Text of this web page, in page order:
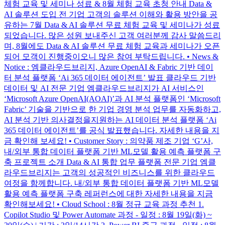
체험 교육 및 세미나 성료 & 8월 체험 교육 초청 안내 Data &
AI 솔루션 도입 전 기업 고객의 솔루션 이해와 활용 방안을 공
유하는 7월 Data & AI 솔루션 무료 체험 교육 및 세미나가 성료
되었습니다. 많은 성원 보내주신 고객 여러분께 감사 말씀드리
며, 8월에도 Data & AI 솔루션 무료 체험 교육과 세미나가 오픈
되어 모객이 진행중이오니 많은 참여 부탁드립니다. • News &
Notice : 엠클라우드브리지, Azure OpenAI & Fabric 기반 데이
터 분석 플랫폼 ‘Ai 365 데이터 에이전트’ 발표 클라우드 기반
데이터 및 AI 전문 기업 엠클라우드브리지가 AI 서비스인
‘Microsoft Azure OpenAI(AOAI)’과 AI 분석 플랫폼인 ‘Microsoft
Fabric’ 기술을 기반으로 한 기업 경영 분석 업무를 자동화하고,
AI 분석 기반 의사결정을지원하는 AI 데이터 분석 플랫폼 ‘Ai
365 데이터 에이전트’를 공식 발표했습니다. 자세한 내용을 지
금 확인해 보세요! • Customer Story : 의약품 제조 기업 ‘G’사,
내/외부 통합 데이터 플랫폼 기반 ML모델 활용 예측 플랫폼 구
축 프로젝트 소개 Data & AI 통합 업무 플랫폼 전문 기업 엠클
라우드브리지는 고객의 성공적인 비즈니스를 위한 클라우드
여정을 함께합니다. 내/외부 통합 데이터 플랫폼 기반 ML모델
활용 예측 플랫폼 구축 레퍼런스에 대한 자세한 내용을 지금
확인해보세요! • Cloud School : 8월 정규 교육 과정 추천 1.
Copilot Studio 및 Power Automate 과정 - 일정 : 8월 19일(화) ~